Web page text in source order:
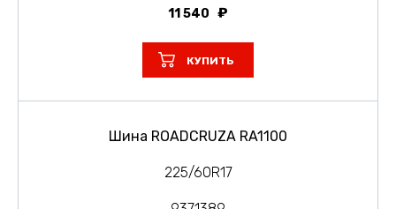
11 540
КУПИТЬ
Шина ROADCRUZA RA1100
225/60R17